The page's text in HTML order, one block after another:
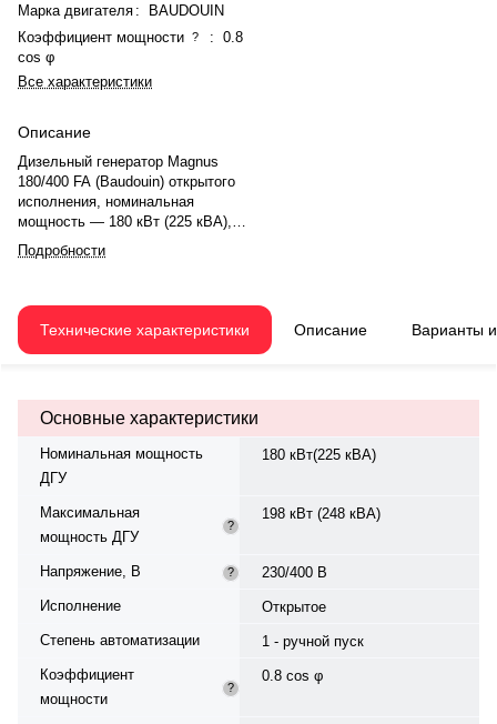
Марка двигателя :
BAUDOUIN
Коэффициент мощности ? : 0.8
cos φ
Все характеристики
Описание
Дизельный генератор Magnus
180/400 FA (Baudouin) открытого
исполнения, номинальная
мощность — 180 кВт (225 кВА),
максимальная — 198 кВт (248
кВА). Двигатель BAUDOUIN
электронным регулятором
оборотов. Система охлаждения
синхронный, трёхфазный, 230/400
В, 50 Гц. Модель генератора —
Топливо — дизель. Вес — 2150
кг, габариты: 3000×1000×1750 мм.
Россия, гарантия — 12 месяцев
или 1000 моточасов.
Подробности
Технические характеристики Описание Варианты
Основные характеристики
Номинальная мощность
ДГУ
180 кВт(225 кВА)
Максимальная
мощность ДГУ
?
198 кВт (248 кВА)
Напряжение, В ?
230/400 В
Исполнение
Открытое
Степень автоматизации
1 - ручной пуск
Коэффициент
мощности
?
0.8 cos φ